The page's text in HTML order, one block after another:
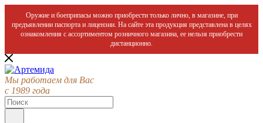
Оружие и боеприпасы можно приобрести только лично, в магазине, при
предъявлении паспорта и лицензии. На сайте эта продукция представлена в целях
ознакомления с ассортиментом розничного магазина, ее нельзя приобрести
дистанционно.
Мы работаем для Вас
с 1989 года